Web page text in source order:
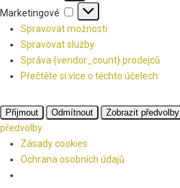
Marketingové
Marketingové
Spravovat možnosti
Spravovat služby
Správa {vendor_count} prodejců
Přečtěte si více o těchto účelech
Přijmout Odmítnout Zobrazit předvolby
předvolby
Zásady cookies
Ochrana osobních údajů